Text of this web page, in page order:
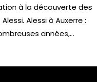
à la découverte des
Alessi à Auxerre :
années,…